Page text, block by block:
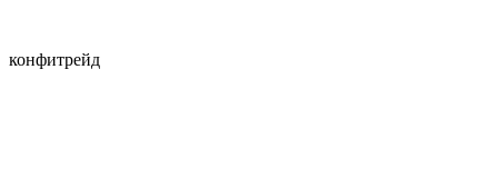
конфитрейд